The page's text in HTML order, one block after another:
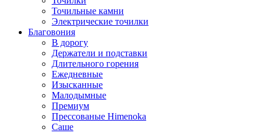
Точильные камни
Электрические точилки
Благовония
В дорогу
Держатели и подставки
Длительного горения
Ежедневные
Изысканные
Малодымные
Премиум
Прессованые Himenoka
Саше